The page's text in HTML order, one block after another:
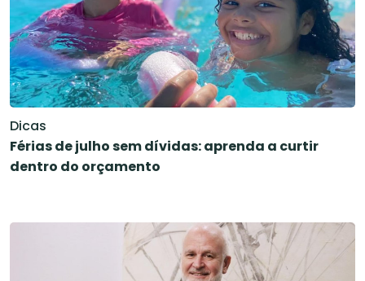
Dicas
Férias de julho sem dívidas: aprenda a curtir
dentro do orçamento